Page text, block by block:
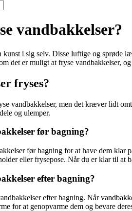
vandbakkelser?
kunst i sig selv. Disse luftige og sprøde
det er muligt at fryse vandbakkelser,
fryses?
vandbakkelser, men det kræver lidt
og ulemper.
før bagning?
før bagning for at have dem klar
eller frysepose. Når du er klar til at
efter bagning?
efter bagning. Når
for at genopvarme dem og bevare